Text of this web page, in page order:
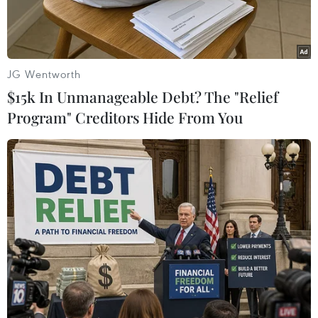
Người biểu tình "Áo vàng" tại thủ đô Paris, Pháp ngày
8/12/2018. (Ảnh: THX/ TTXVN)
Giới chức Paris ngày 27/12 cho biết các hoạt
động đón mừng đêm Giao thừa tại đại lộ
Champs-Elysees ở thủ đô Paris sẽ vẫn diễn ra
JG Wentworth
$15k In Unmanageable Debt? The "Relief
Program" Creditors Hide From You